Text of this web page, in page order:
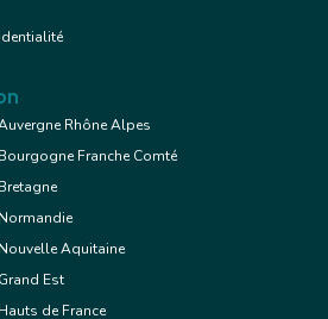
Rhône Alpes
Franche Comté
Aquitaine
Est
de France